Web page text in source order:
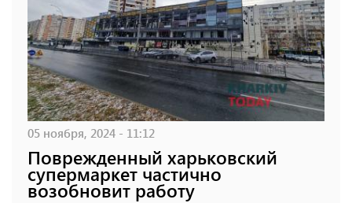
05 ноября, 2024 - 11:12
Поврежденный харьковский
супермаркет частично
возобновит работу